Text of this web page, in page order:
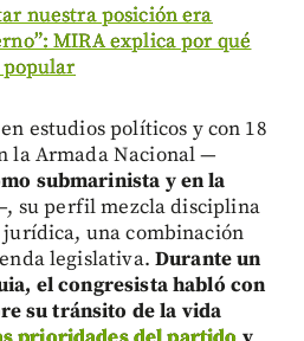
nuestra posición era
MIRA explica por qué
popular
estudios políticos y con 18
la Armada Nacional —
submarinista y en la
su perfil mezcla disciplina
una combinación
legislativa. Durante un
el congresista habló con
su tránsito de la vida